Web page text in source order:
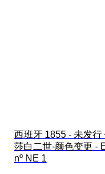
西班牙 1855 - 未发行
莎白二世-颜色变更 -
nº NE 1